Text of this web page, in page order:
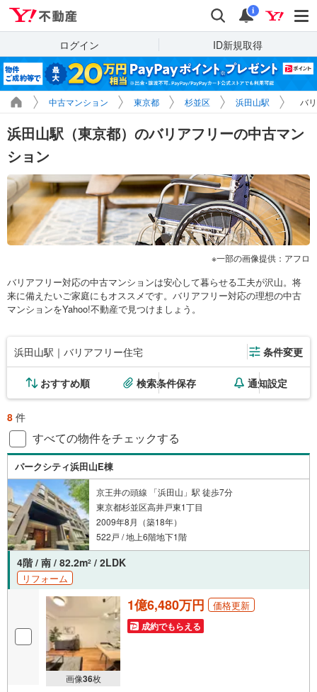
検索 通知
i
ログイン ID新規取得
中古マンション 東京都 杉並区 浜田山駅 バ
浜田山駅（東京都）のバリアフリーの中古マン
ション
一部の画像提供：アフロ
バリアフリー対応の中古マンションは安心して暮らせる工夫が沢山。将
来に備えたいご家庭にもオススメです。バリアフリー対応の理想の中古
マンションをYahoo!不動産で見つけましょう。
浜田山駅｜バリアフリー住宅 条件変更
おすすめ順 検索条件保存 通知設定
8 件
すべての物件をチェックする
パークシティ浜田山E棟
京王井の頭線 「浜田山」駅 徒歩7分
東京都杉並区高井戸東1丁目
2009年8月（築18年）
522戸 / 地上6階地下1階
4階 / 南 / 82.2m2 / 2LDK
リフォーム
画像36枚
1億6,480万円 価格更新
成約でもらえる